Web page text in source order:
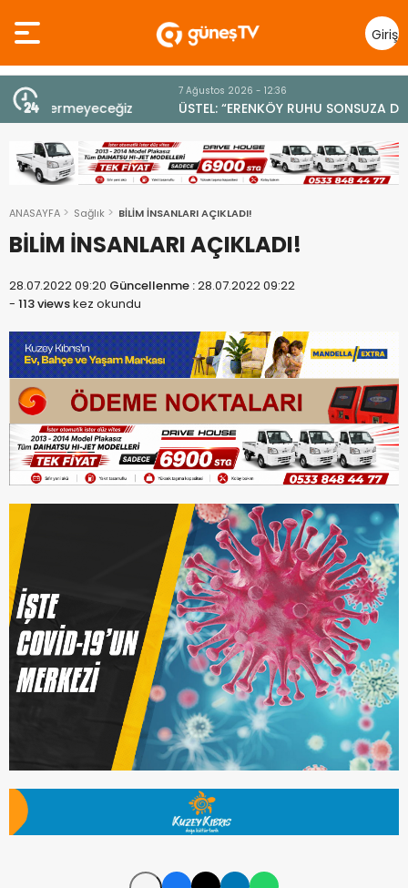
Giriş
Yap
ÜSTEL: “ERENKÖY RUHU SONSUZA DEK YAŞAYACAK”
ANASAYFA Sağlık BİLİM İNSANLARI AÇIKLADI!
BİLİM İNSANLARI AÇIKLADI!
28.07.2022 09:20 Güncellenme :28.07.2022 09:22
- 113 viewskez okundu